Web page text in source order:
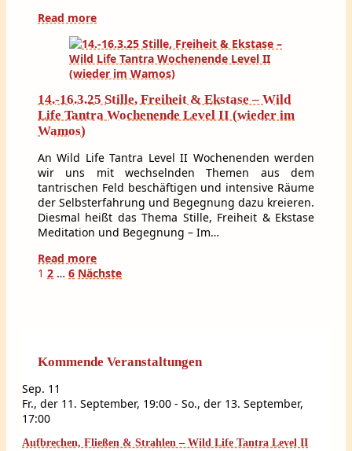
Read more
14.-16.3.25 Stille, Freiheit & Ekstase – Wild
Life Tantra Wochenende Level II (wieder im
Wamos)
An Wild Life Tantra Level II Wochenenden werden
wir uns mit wechselnden Themen aus dem
tantrischen Feld beschäftigen und intensive Räume
der Selbsterfahrung und Begegnung dazu kreieren.
Diesmal heißt das Thema Stille, Freiheit & Ekstase
Meditation und Begegnung – Im…
Read more
Seitennummerierung
1 2 … 6 Nächste
Kommende Veranstaltungen
Sep. 11
Fr., der 11. September, 19:00 - So., der 13. September,
17:00
Aufbrechen, Fließen & Strahlen – Wild Life Tantra Level II